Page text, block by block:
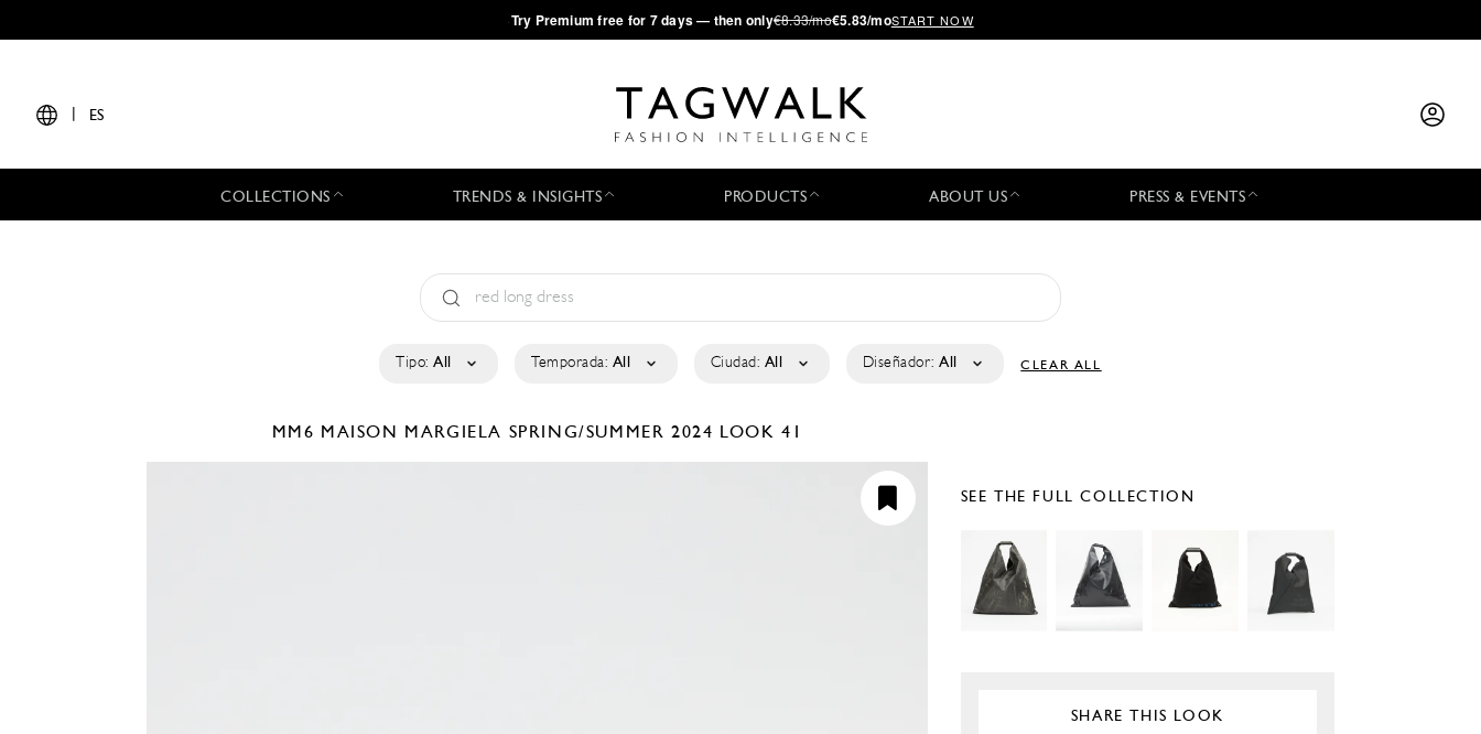
·Try Premium free for 7 days — then only€8.33/mo€5.83/moSTART NOW
ES
COLLECTIONS TRENDS & INSIGHTS PRODUCTS ABOUT US PRESS & EVENTS
Tipo: All Temporada: All Ciudad: All Diseñador: All CLEAR ALL
MM6 MAISON MARGIELA SPRING/SUMMER 2024 LOOK 41
SEE THE FULL COLLECTION
SHARE THIS LOOK